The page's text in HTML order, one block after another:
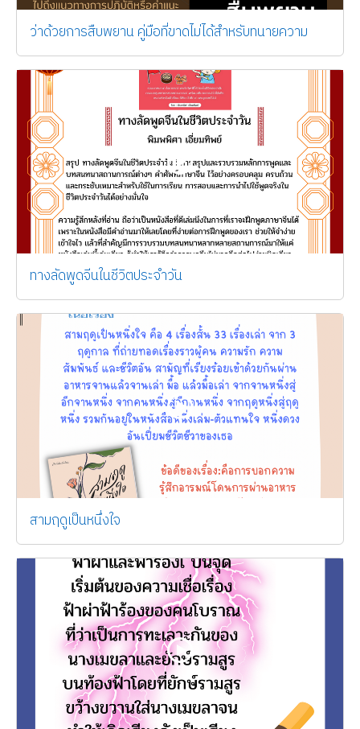
ว่าด้วยการสืบพยาน คู่มือที่ขาดไม่ได้สำหรับทนายความ
ทางลัดพูดจีนในชีวิตประจำวัน
สามฤดูเป็นหนึ่งใจ